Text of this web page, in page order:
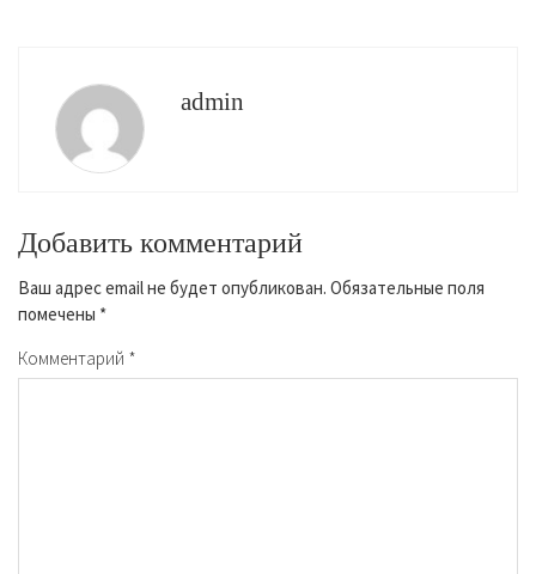
admin
Добавить комментарий
Ваш адрес email не будет опубликован. Обязательные поля
помечены *
Комментарий *